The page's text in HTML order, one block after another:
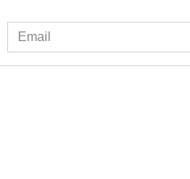
Email
*